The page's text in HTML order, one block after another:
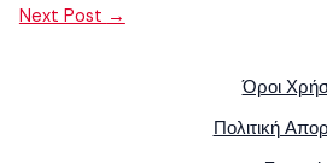
Next Post →
Όροι
Πολιτική